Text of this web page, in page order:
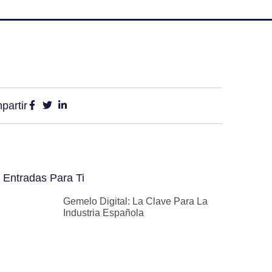
Entradas Para Ti
Gemelo Digital: La Clave Para La
Industria Española